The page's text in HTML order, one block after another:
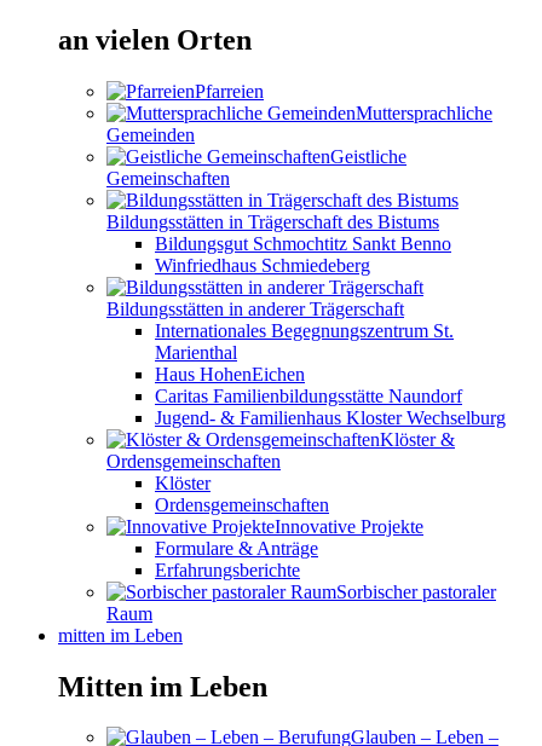
an vielen Orten
Pfarreien
Muttersprachliche
Gemeinden
Geistliche
Gemeinschaften
Bildungsstätten in Trägerschaft des Bistums
Bildungsgut Schmochtitz Sankt Benno
Winfriedhaus Schmiedeberg
Bildungsstätten in anderer Trägerschaft
Internationales Begegnungszentrum St.
Marienthal
Haus HohenEichen
Caritas Familienbildungsstätte Naundorf
Jugend- & Familienhaus Kloster Wechselburg
Klöster &
Ordensgemeinschaften
Klöster
Ordensgemeinschaften
Innovative Projekte
Formulare & Anträge
Erfahrungsberichte
Sorbischer pastoraler
Raum
mitten im Leben
Mitten im Leben
Glauben – Leben –